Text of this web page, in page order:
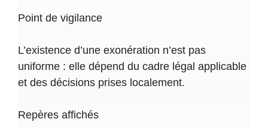
Entrée en vigueur
Exonération automatique pour les gîtes ruraux
labellisés
entre en vigueur pour les gîtes ruraux
Point de vigilance
L’existence d’une exonération n’est pas
uniforme : elle dépend du cadre légal applicable
et des décisions prises localement.
Repères affichés